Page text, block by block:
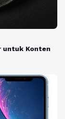
untuk Konten